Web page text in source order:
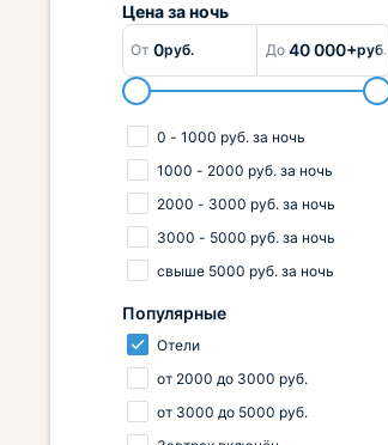
Цена заночь
От 0руб. До 40 000+руб.
0 - 1000 руб. за ночь
1000 - 2000 руб. за ночь
2000 - 3000 руб. за ночь
3000 - 5000 руб. за ночь
свыше 5000 руб. за ночь
Популярные
Отели
от 2000 до 3000 руб.
от 3000 до 5000 руб.